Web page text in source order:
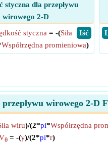
styczna dla przepływu
wirowego 2-D
​ Iść
styczna = -(Siła
Współrzędna promieniowa)
wirowego 2-D
wiru)/(2*pi*Współrzędna
θ= -(γ)/(2*pi*r)